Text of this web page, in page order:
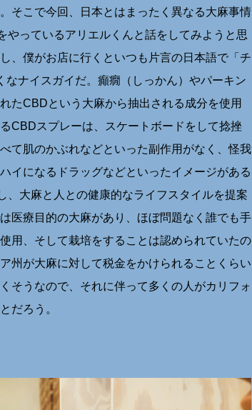
そこで今回、日本とはまったく異なる大麻事情
やっているアリエルくんと話をしてみようと思
、僕がお店に行くといつも片言の日本語で「チ
ナイスガイだ。癲癇（しっかん）やパーキン
たCBDという大麻から抽出される成分を使用
CBDスプレーは、スケートボードをして捻挫
て肌のかぶれなどといった副作用がなく、怪我
イになるドラッグなどといったイメージがある
、大麻と人との健康的なライフスタイルを提案
医療目的の大麻があり、ほぼ問題なく誰でも手
用、そして栽培をすることは認められていたの
州が大麻に対して税金をかけられることくらい
そうなので、それに伴って多くの人がカリフォ
だろう。